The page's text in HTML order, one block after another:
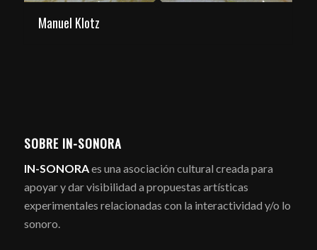
Manuel Klotz
SOBRE IN-SONORA
IN-SONORAes una asociación cultural creada para
apoyar y dar visibilidad a propuestas artísticas
experimentales relacionadas con la interactividad y/o lo
sonoro.